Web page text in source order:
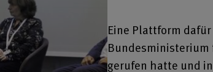
Eine Plattform
Bundesministerium
gerufen hatte und